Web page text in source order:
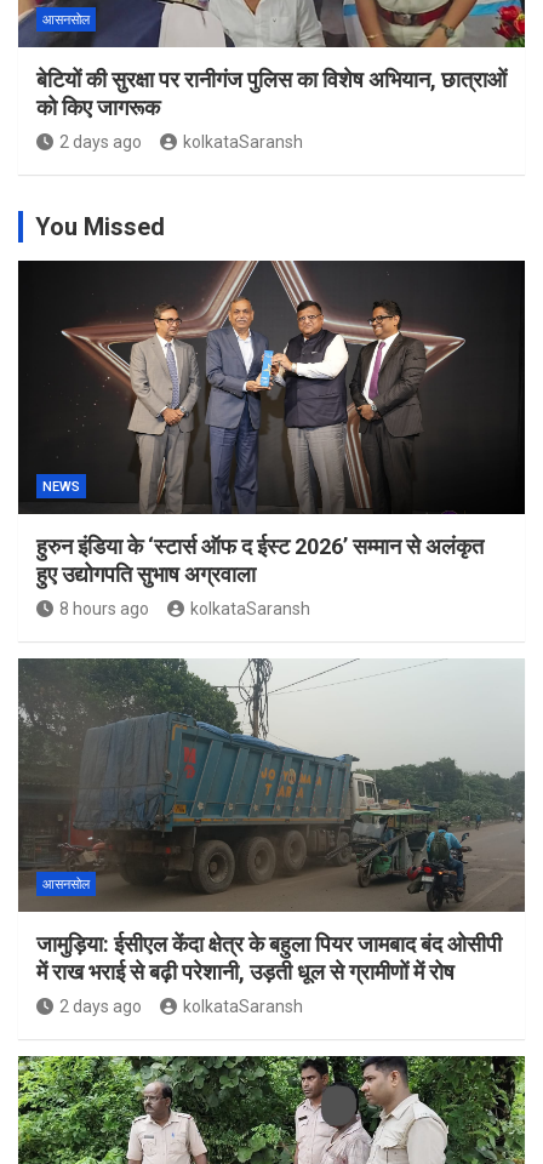
आसनसोल
बेटियों की सुरक्षा पर रानीगंज पुलिस का विशेष अभियान, छात्राओं
को किए जागरूक
2 days ago kolkataSaransh
You Missed
NEWS
हुरुन इंडिया के ‘स्टार्स ऑफ द ईस्ट 2026’ सम्मान से अलंकृत
हुए उद्योगपति सुभाष अग्रवाला
8 hours ago kolkataSaransh
आसनसोल
जामुड़िया: ईसीएल केंदा क्षेत्र के बहुला पियर जामबाद बंद ओसीपी
में राख भराई से बढ़ी परेशानी, उड़ती धूल से ग्रामीणों में रोष
2 days ago kolkataSaransh